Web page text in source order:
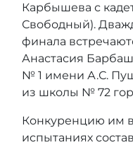
Карбышева с
Свободный).
финала
Анастасия
№ 1 имени А.С.
из школы № 72
Конкуренцию им
испытаниях